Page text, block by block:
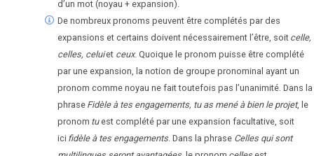
d’un mot (noyau + expansion).
De nombreux pronoms peuvent être complétés par des
expansions et certains doivent nécessairement l’être, soit celle,
celles, celuiet ceux. Quoique le pronom puisse être complété
par une expansion, la notion de groupe pronominal ayant un
pronom comme noyau ne fait toutefois pas l’unanimité. Dans la
phrase Fidèle à tes engagements, tu as mené à bien le projet, le
pronom tuest complété par une expansion facultative, soit
ici fidèle à tes engagements. Dans la phrase Celles qui sont